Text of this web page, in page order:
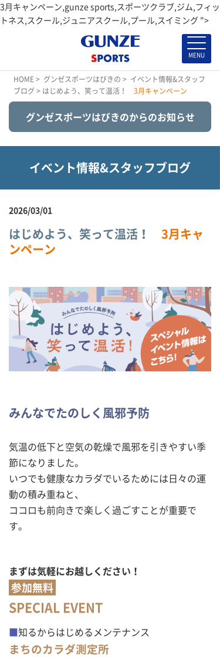
3月キャンペーン,gunze sports,スポーツクラブ,ジム,フィッ
トネス,スクール,ジュニアスクール,プール,スイミング ">
HOME> グンゼスポーツはびきの > イベント情報&スタッフ
ブログ> はじめよう、笑って温活！ 3月キャンペーン
グンゼスポーツはびきのからのお知らせ
イベント情報&スタッフブログ
2026/03/01
はじめよう、笑って温活！ 3月キャ
ンペーン
みんなでたのしく風邪予防
気温の低下と空気の乾燥で風邪を引きやすい季
節になりました。
いつでも健康なカラダでいるためには日々の運
動の積み重ねと、
ココロも前向きで楽しく過ごすことが重要で
す。
まずは気軽にお越しください！
参加無料
SPECIAL EVENT
■知るからはじめるメンテナンス
まちのカラダ測定所